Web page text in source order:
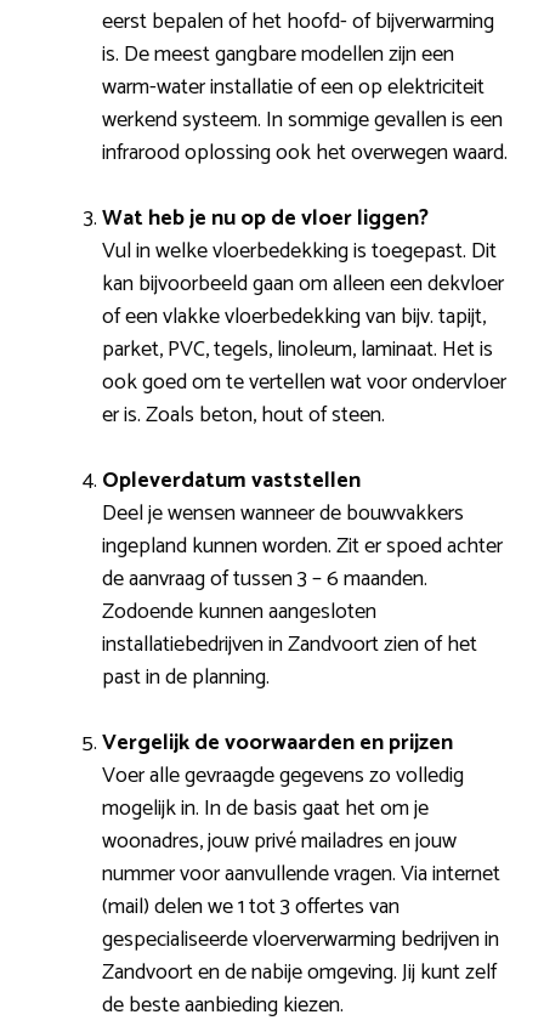
eerst bepalen of het hoofd- of bijverwarming
is. De meest gangbare modellen zijn een
warm-water installatie of een op elektriciteit
werkend systeem. In sommige gevallen is een
infrarood oplossing ook het overwegen waard.
Wat heb je nu op de vloer liggen?
Vul in welke vloerbedekking is toegepast. Dit
kan bijvoorbeeld gaan om alleen een dekvloer
of een vlakke vloerbedekking van bijv. tapijt,
parket, PVC, tegels, linoleum, laminaat. Het is
ook goed om te vertellen wat voor ondervloer
er is. Zoals beton, hout of steen.
Opleverdatum vaststellen
Deel je wensen wanneer de bouwvakkers
ingepland kunnen worden. Zit er spoed achter
de aanvraag of tussen 3 – 6 maanden.
Zodoende kunnen aangesloten
installatiebedrijven in Zandvoort zien of het
past in de planning.
Vergelijk de voorwaarden en prijzen
Voer alle gevraagde gegevens zo volledig
mogelijk in. In de basis gaat het om je
woonadres, jouw privé mailadres en jouw
nummer voor aanvullende vragen. Via internet
(mail) delen we 1 tot 3 offertes van
gespecialiseerde vloerverwarming bedrijven in
Zandvoort en de nabije omgeving. Jij kunt zelf
de beste aanbieding kiezen.